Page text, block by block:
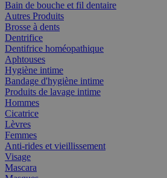
Bain de bouche et fil dentaire
Autres Produits
Brosse à dents
Dentrifice
Dentifrice homéopathique
Aphtouses
Hygiène intime
Bandage d'hygiène intime
Produits de lavage intime
Hommes
Cicatrice
Lèvres
Femmes
Anti-rides et vieillissement
Visage
Mascara